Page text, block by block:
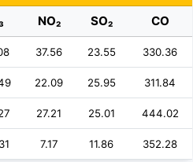
NO₂ SO₂ CO
37.56 23.55 330.36
22.09 25.95 311.84
27.21 25.01 444.02
7.17 11.86 352.28